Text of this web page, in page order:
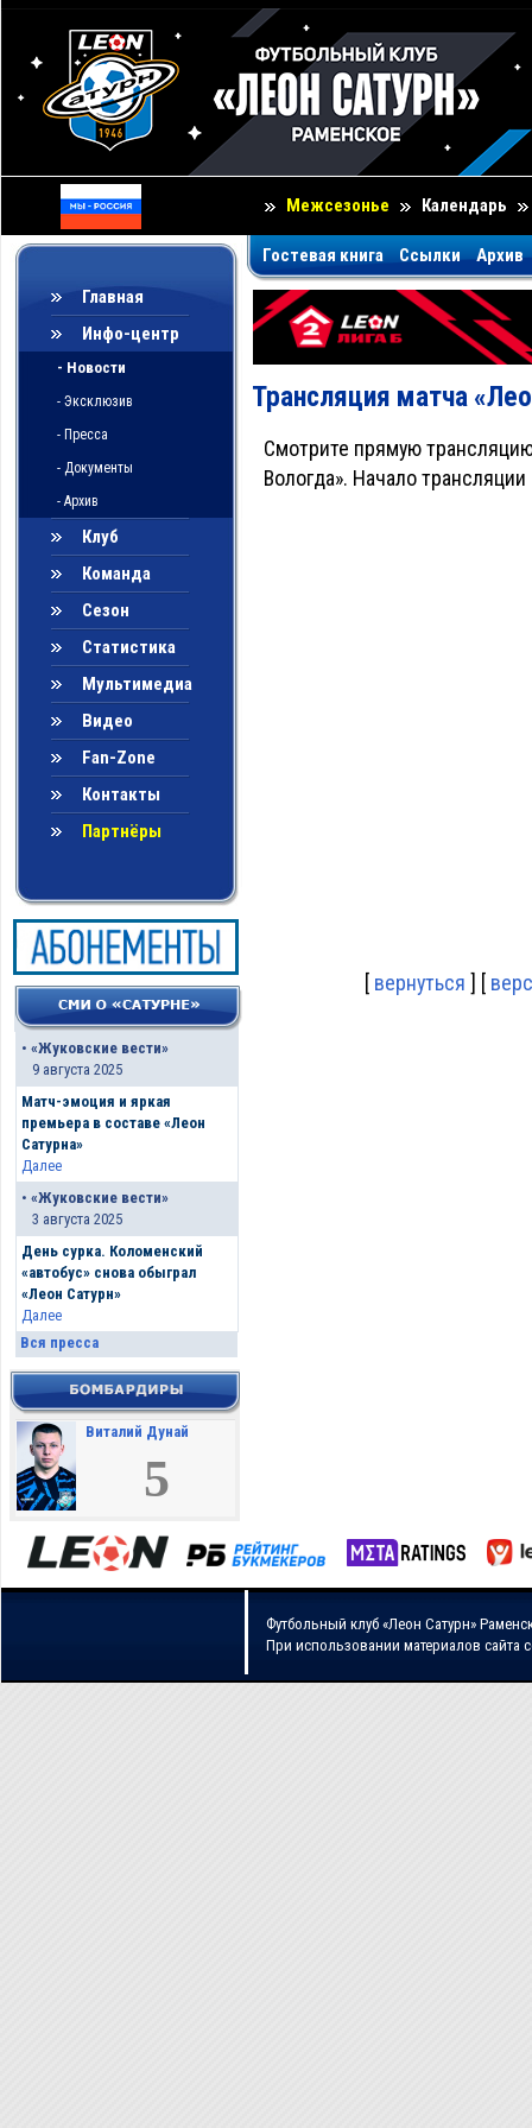
Межсезонье Календарь
Главная
Инфо-центр
- Новости
- Эксклюзив
- Пресса
- Документы
- Архив
Клуб
Команда
Сезон
Статистика
Мультимедиа
Видео
Fan-Zone
Контакты
Партнёры
• «Жуковские вести»
9 августа 2025
Матч-эмоция и яркая
премьера в составе «Леон
Сатурна»
Далее
• «Жуковские вести»
3 августа 2025
День сурка. Коломенский
«автобус» снова обыграл
«Леон Сатурн»
Далее
Вся пресса
Виталий Дунай
5
Гостевая книга Ссылки Архив
Трансляция матча
Смотрите прямую
Вологда». Начало трансляции
[ вернуться ] [
Футбольный клуб «Леон Сатурн»
При использовании материалов сайта